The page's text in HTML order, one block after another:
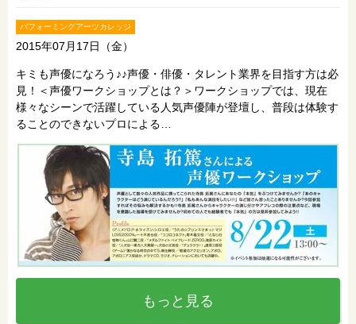
パフォーミングアーツカレッジ
2015年07月17日（金）
キミも声優になろう♪♪声優・俳優・タレント業界を目指す方は必
見！＜声優ワークショップとは？＞ワークショップでは、現在
様々なシーンで活躍している人気声優陣が登壇し、普段は体験す
ることのできないプロによる…
もっと見る